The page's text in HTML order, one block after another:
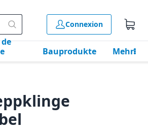
Connexion
Bauprodukte Mehr